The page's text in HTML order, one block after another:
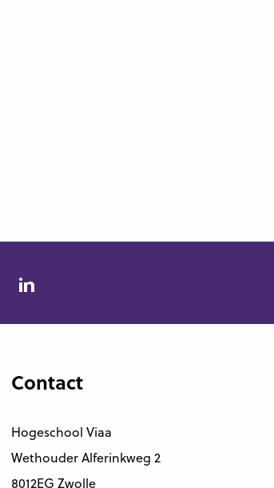
Contact
Hogeschool Viaa
Wethouder Alferinkweg 2
8012EG Zwolle